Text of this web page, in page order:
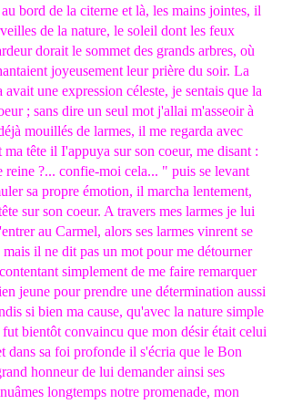
bord de la citerne et là, les mains jointes, il
de la nature, le soleil dont les feux
dorait le sommet des grands arbres, où
joyeusement leur prière du soir. La
une expression céleste, je sentais que la
; sans dire un seul mot j'allai m'asseoir à
mouillés de larmes, il me regarda avec
ma tête il I'appuya sur son coeur, me disant :
reine ?... confie-moi cela... " puis se levant
sa propre émotion, il marcha lentement,
sur son coeur. A travers mes larmes je lui
au Carmel, alors ses larmes vinrent se
il ne dit pas un mot pour me détourner
simplement de me faire remarquer
jeune pour prendre une détermination aussi
si bien ma cause, qu'avec la nature simple
bientôt convaincu que mon désir était celui
dans sa foi profonde il s'écria que le Bon
honneur de lui demander ainsi ses
longtemps notre promenade, mon